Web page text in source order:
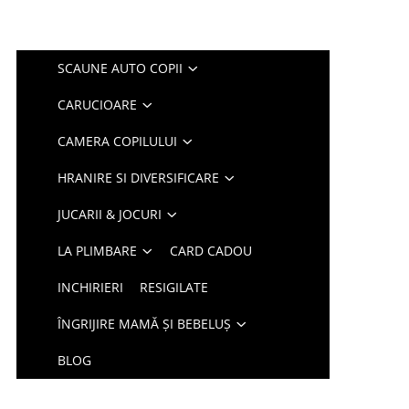
SCAUNE AUTO COPII
CARUCIOARE
CAMERA COPILULUI
HRANIRE SI DIVERSIFICARE
JUCARII & JOCURI
LA PLIMBARE CARD CADOU
INCHIRIERI RESIGILATE
ÎNGRIJIRE MAMĂ ȘI BEBELUȘ
BLOG